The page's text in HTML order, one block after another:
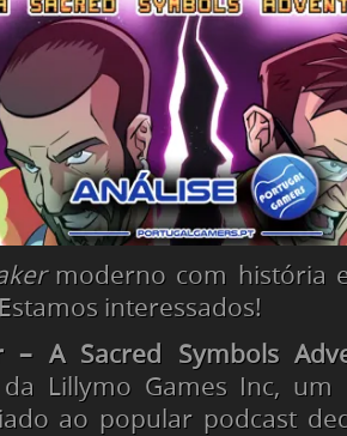
moderno com história
interessados!
– A Sacred Symbols
Lillymo Games Inc, um
ao popular podcast